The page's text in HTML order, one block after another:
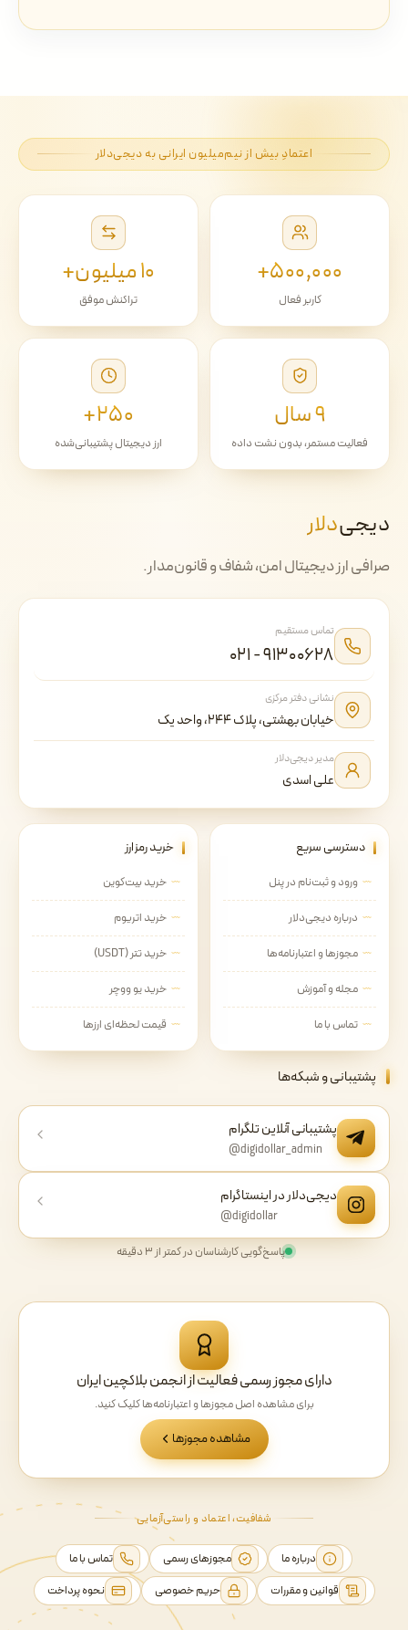
اعتمادِ بیش از نیم‌میلیون ایرانی به دیجی‌دلار
۵۰۰٬۰۰۰+
کاربر فعال
۱۰ میلیون+
تراکنش موفق
۹ سال
فعالیت مستمر، بدون نشت داده
۲۵۰+
ارز دیجیتال پشتیبانی‌شده
دیجی‌دلار
صرافی ارز دیجیتال امن، شفاف و قانون‌مدار.
تماس مستقیم
۰۲۱ - ۹۱۳۰۰۶۲۸
نشانی دفتر مرکزی
خیابان بهشتی، پلاک ۲۴۴، واحد یک
مدیر دیجی‌دلار
علی اسدی
دسترسی سریع
ورود و ثبت‌نام در پنل
درباره دیجی‌دلار
مجوزها و اعتبارنامه‌ها
مجله و آموزش
تماس با ما
خرید رمزارز
خرید بیت‌کوین
خرید اتریوم
خرید تتر (USDT)
خرید یو ووچر
قیمت لحظه‌ای ارزها
پشتیبانی و شبکه‌ها
پشتیبانی آنلاین تلگرام
@digidollar_admin
دیجی‌دلار در اینستاگرام
@digidollar
پاسخ‌گویی کارشناسان در کمتر از ۳ دقیقه
دارای مجوز رسمی فعالیت از انجمن بلاکچین ایران
برای مشاهده اصل مجوزها و اعتبارنامه‌ها کلیک کنید.
مشاهده مجوزها
شفافیت، اعتماد و راستی‌آزمایی
درباره ما مجوزهای رسمی
تماس با ما
قوانین و مقررات
حریم خصوصی نحوه پرداخت